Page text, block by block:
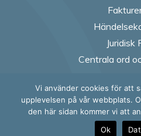
Juridisk
Centrala ord
Vi använder cookies för att
upplevelsen på vår webbplats.
den här sidan kommer vi att
Ok